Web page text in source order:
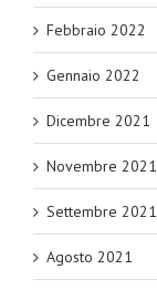
Febbraio 2022
Gennaio 2022
Dicembre 2021
Novembre 2021
Settembre 2021
Agosto 2021